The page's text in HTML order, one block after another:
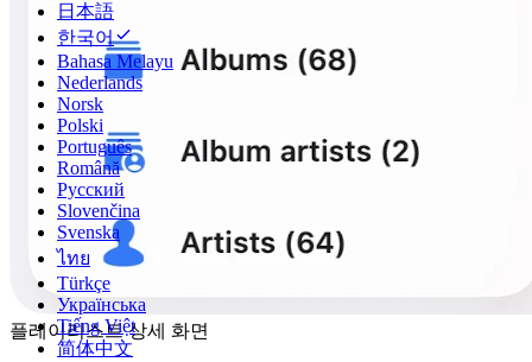
日本語
한국어
Bahasa Melayu
Nederlands
Norsk
Polski
Português
Română
Русский
Slovenčina
Svenska
ไทย
Türkçe
Українська
Tiếng Việt
简体中文
플레이리스트 상세 화면